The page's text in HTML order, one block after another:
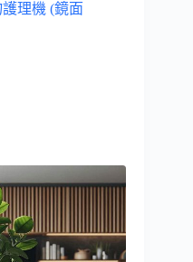
護理機 (鏡面